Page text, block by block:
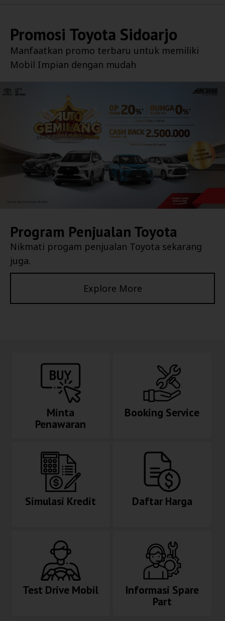
Promosi Toyota Sidoarjo
Manfaatkan promo terbaru untuk memiliki
Mobil Impian dengan mudah
Program Penjualan Toyota
Nikmati progam penjualan Toyota sekarang
juga.
Explore More
Minta
Penawaran
Booking Service
Simulasi Kredit Daftar Harga
Test Drive Mobil
Informasi Spare
Part